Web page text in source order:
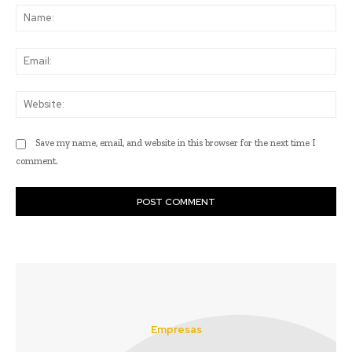
Save my name, email, and website in this browser for the next time I
comment.